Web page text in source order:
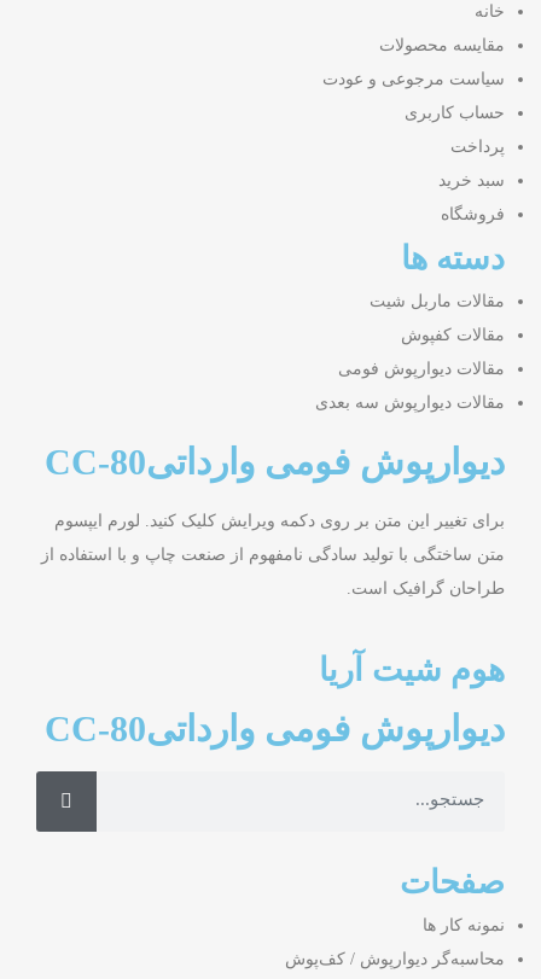
خانه
مقایسه محصولات
سیاست مرجوعی و عودت
حساب کاربری
پرداخت
سبد خرید
فروشگاه
دسته ها
مقالات ماربل شیت
مقالات کفپوش
مقالات دیوارپوش فومی
مقالات دیوارپوش سه بعدی
دیوارپوش فومی وارداتیCC-80
برای تغییر این متن بر روی دکمه ویرایش کلیک کنید. لورم ایپسوم
متن ساختگی با تولید سادگی نامفهوم از صنعت چاپ و با استفاده از
طراحان گرافیک است.
هوم شیت آریا
دیوارپوش فومی وارداتیCC-80
صفحات
نمونه کار ها
محاسبه‌گر دیوارپوش / کف‌پوش